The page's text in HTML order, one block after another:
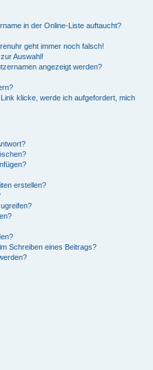
in der Online-Liste auftaucht?
geht immer noch falsch!
Auswahl!
angezeigt werden?
klicke, werde ich aufgefordert, mich
erstellen?
Schreiben eines Beitrags?